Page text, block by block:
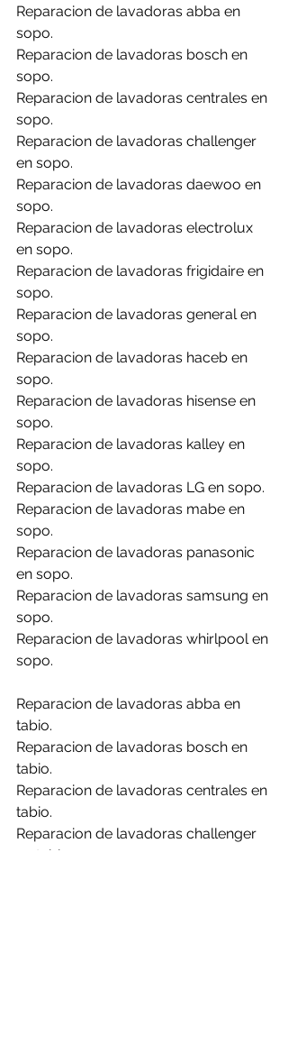
Reparacion de lavadoras abba en
sopo.
Reparacion de lavadoras bosch en
sopo.
Reparacion de lavadoras centrales en
sopo.
Reparacion de lavadoras challenger
en sopo.
Reparacion de lavadoras daewoo en
sopo.
Reparacion de lavadoras electrolux
en sopo.
Reparacion de lavadoras frigidaire en
sopo.
Reparacion de lavadoras general en
sopo.
Reparacion de lavadoras haceb en
sopo.
Reparacion de lavadoras hisense en
sopo.
Reparacion de lavadoras kalley en
sopo.
Reparacion de lavadoras LG en sopo.
Reparacion de lavadoras mabe en
sopo.
Reparacion de lavadoras panasonic
en sopo.
Reparacion de lavadoras samsung en
sopo.
Reparacion de lavadoras whirlpool en
sopo.
Reparacion de lavadoras abba en
tabio.
Reparacion de lavadoras bosch en
tabio.
Reparacion de lavadoras centrales en
tabio.
Reparacion de lavadoras challenger
en tabio.